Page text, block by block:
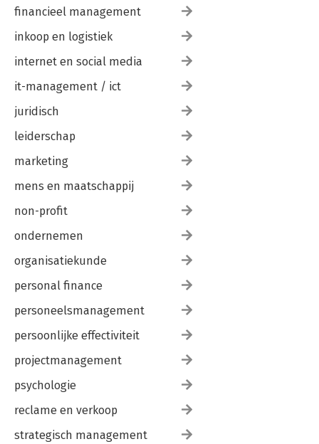
financieel management
inkoop en logistiek
internet en social media
it-management / ict
juridisch
leiderschap
marketing
mens en maatschappij
non-profit
ondernemen
organisatiekunde
personal finance
personeelsmanagement
persoonlijke effectiviteit
projectmanagement
psychologie
reclame en verkoop
strategisch management